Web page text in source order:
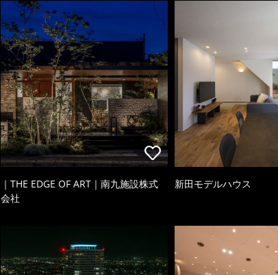
｜THE EDGE OF ART｜南九施設株式
会社
新田モデルハウス